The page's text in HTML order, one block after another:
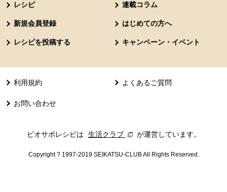
レシピ 連載コラム
新規会員登録 はじめての方へ
レシピを投稿する キャンペーン・イベント
利用規約 よくあるご質問
お問い合わせ
ビオサポレシピは 生活クラブ 別のウィンドウで開きます。
が運営しています。
Copyright ? 1997-2019 SEIKATSU-CLUB All Rights Reserved.